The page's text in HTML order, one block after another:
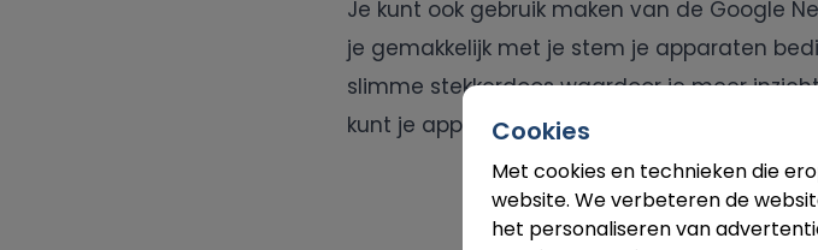
Cookies
Met cookies en technieken die
website. We verbeteren de
het personaliseren van
Je kunt ook gebruik maken van de Google
je gemakkelijk met je stem je apparaten
slimme stekkerdoos waardoor je meer
kunt je apparaten van afstand aan of